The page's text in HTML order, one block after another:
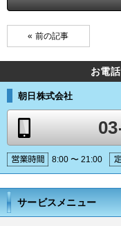
« 前の記事
お電
朝日株式会社
8:00 〜 21:00
サービスメニュー